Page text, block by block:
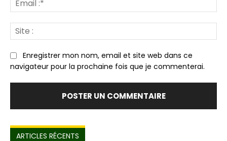
:*
:
Enregistrer mon nom, email et site web dans ce
navigateur pour la prochaine fois que je commenterai.
ARTICLES RÉCENTS